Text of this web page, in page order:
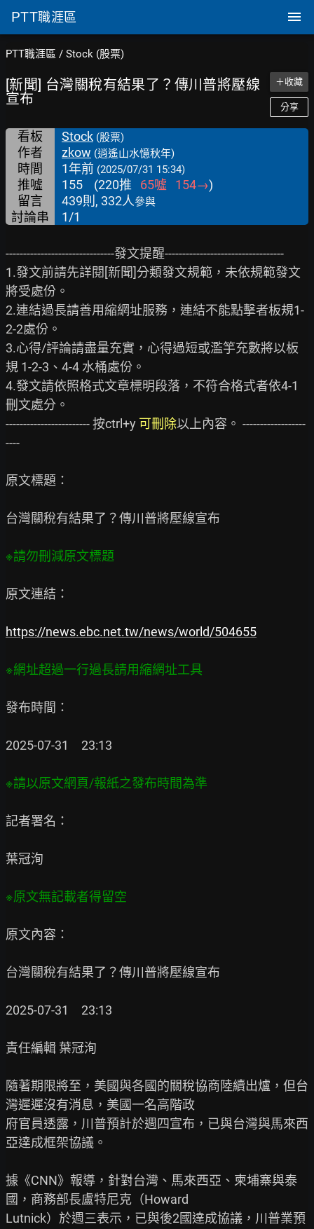
PTT職涯區
PTT職涯區 / Stock (股票)
[新聞] 台灣關稅有結果了？傳川普將壓線
宣布
＋收藏
分享
看板 Stock (股票)
作者 zkow (逍遙山水憶秋年)
時間 1年前 (2025/07/31 15:34)
推噓 155 (220推 65噓 154→)
留言
439則, 332人參與
討論串 1/1
-------------------------------發文提醒----------------------------------
1.發文前請先詳閱[新聞]分類發文規範，未依規範發文
將受處份。
2.連結過長請善用縮網址服務，連結不能點擊者板規1-
2-2處份。
3.心得/評論請盡量充實，心得過短或濫竽充數將以板
規 1-2-3、4-4 水桶處份。
4.發文請依照格式文章標明段落，不符合格式者依4-1
刪文處分。
------------------------ 按ctrl+y 可刪除以上內容。 ------------------
----
原文標題：
台灣關稅有結果了？傳川普將壓線宣布
原文連結：
https://news.ebc.net.tw/news/world/504655
發布時間：
2025-07-31　23:13
記者署名：
葉冠洵
原文內容：
台灣關稅有結果了？傳川普將壓線宣布
2025-07-31　23:13
責任編輯 葉冠洵
隨著期限將至，美國與各國的關稅協商陸續出爐，但台
灣遲遲沒有消息，美國一名高階政
府官員透露，川普預計於週四宣布，已與台灣與馬來西
亞達成框架協議。
據《CNN》報導，針對台灣、馬來西亞、柬埔寨與泰
國，商務部長盧特尼克（Howard
Lutnick）於週三表示，已與後2國達成協議，川普業預